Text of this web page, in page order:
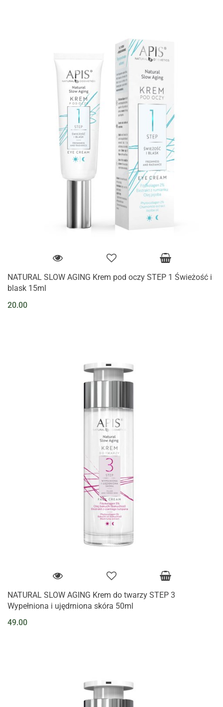
NATURAL SLOW AGING Krem pod oczy STEP 1 Świeżość i
blask 15ml
20.00
NATURAL SLOW AGING Krem do twarzy STEP 3
Wypełniona i ujędrniona skóra 50ml
49.00